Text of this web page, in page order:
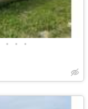
• • •